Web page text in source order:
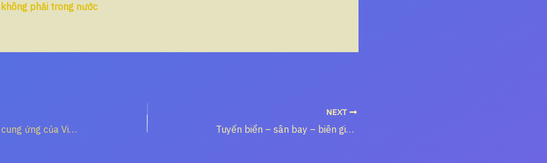
không phải trong nước
Cửa phụ chuỗi cung ứng của Việt Nam: Vì sao trục Quy Nhơn – Phù Cát – Tây Sơn – Đăk Ruê là điểm cần xây trước khi thế giới tách hệ thống?
NEXT
Tuyến biển – sân bay – biên giới nào là điểm xoay an toàn nhất ở Tây Nguyên duyên hải?